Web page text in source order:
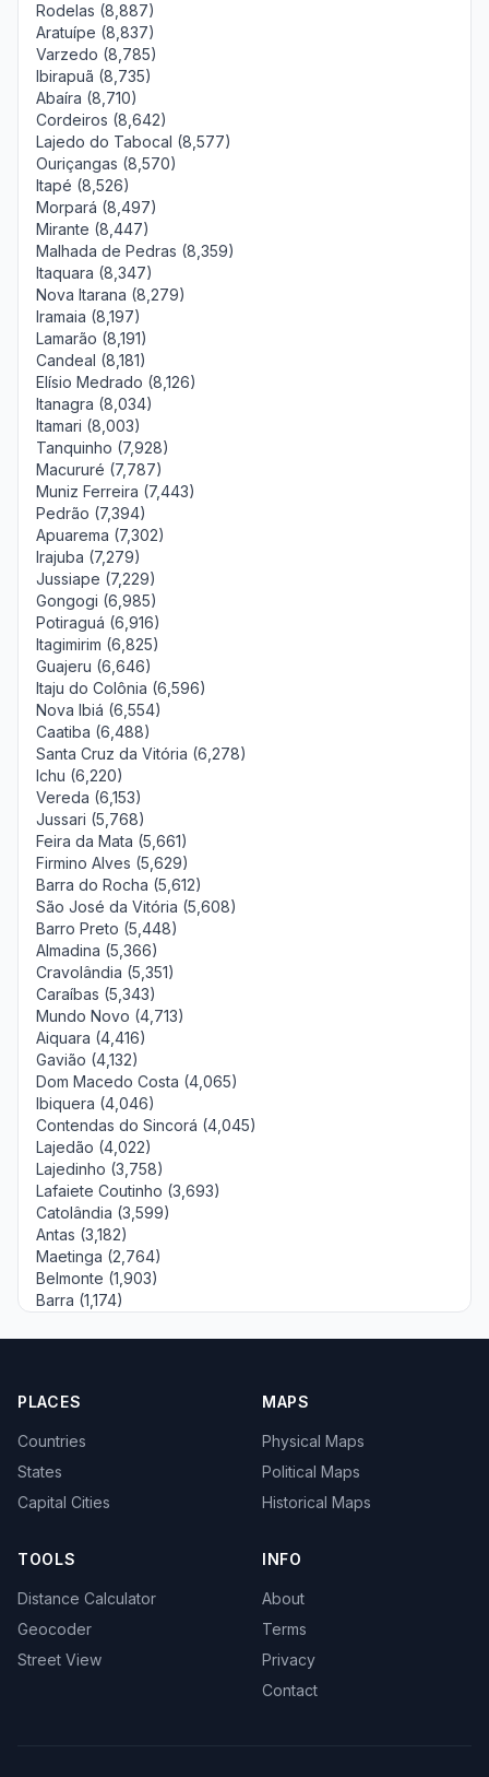
Rodelas (8,887)
Aratuípe (8,837)
Varzedo (8,785)
Ibirapuã (8,735)
Abaíra (8,710)
Cordeiros (8,642)
Lajedo do Tabocal (8,577)
Ouriçangas (8,570)
Itapé (8,526)
Morpará (8,497)
Mirante (8,447)
Malhada de Pedras (8,359)
Itaquara (8,347)
Nova Itarana (8,279)
Iramaia (8,197)
Lamarão (8,191)
Candeal (8,181)
Elísio Medrado (8,126)
Itanagra (8,034)
Itamari (8,003)
Tanquinho (7,928)
Macururé (7,787)
Muniz Ferreira (7,443)
Pedrão (7,394)
Apuarema (7,302)
Irajuba (7,279)
Jussiape (7,229)
Gongogi (6,985)
Potiraguá (6,916)
Itagimirim (6,825)
Guajeru (6,646)
Itaju do Colônia (6,596)
Nova Ibiá (6,554)
Caatiba (6,488)
Santa Cruz da Vitória (6,278)
Ichu (6,220)
Vereda (6,153)
Jussari (5,768)
Feira da Mata (5,661)
Firmino Alves (5,629)
Barra do Rocha (5,612)
São José da Vitória (5,608)
Barro Preto (5,448)
Almadina (5,366)
Cravolândia (5,351)
Caraíbas (5,343)
Mundo Novo (4,713)
Aiquara (4,416)
Gavião (4,132)
Dom Macedo Costa (4,065)
Ibiquera (4,046)
Contendas do Sincorá (4,045)
Lajedão (4,022)
Lajedinho (3,758)
Lafaiete Coutinho (3,693)
Catolândia (3,599)
Antas (3,182)
Maetinga (2,764)
Belmonte (1,903)
Barra (1,174)
PLACES
Countries
States
Capital Cities
MAPS
Physical Maps
Political Maps
Historical Maps
TOOLS
Distance Calculator
Geocoder
Street View
INFO
About
Terms
Privacy
Contact